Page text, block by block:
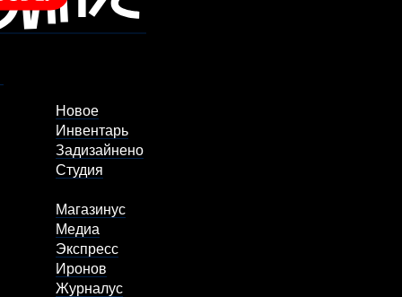
Новое
Инвентарь
Задизайнено
Студия
Магазинус
Медиа
Экспресс
Иронов
Журналус